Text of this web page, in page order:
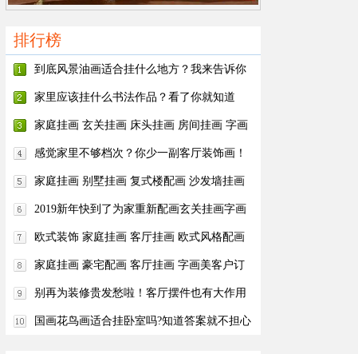
排行榜
到底风景油画适合挂什么地方？我来告诉你
家里应该挂什么书法作品？看了你就知道
啦！家庭挂画 玄关挂画 床头挂画 房间挂画 字画
美客户订制作品安装实际图
感觉家里不够档次？你少一副客厅装饰画！
家庭挂画 别墅挂画 复式楼配画 沙发墙挂画
客厅挂画 字画美客户订制作品安装实际图
2019新年快到了为家重新配画玄关挂画字画
美客户订制作品安装实际图
欧式装饰 家庭挂画 客厅挂画 欧式风格配画
字画美客户订制作品安装实际图
家庭挂画 豪宅配画 客厅挂画 字画美客户订
制作品安装实际图
别再为装修贵发愁啦！客厅摆件也有大作用
国画花鸟画适合挂卧室吗?知道答案就不担心